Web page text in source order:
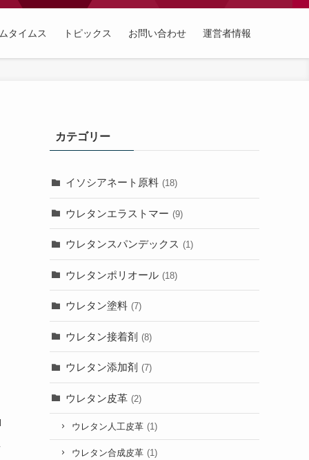
タイムス トピックス お問い合わせ 運営者情報
カテゴリー
イソシアネート原料 (18)
ウレタンエラストマー (9)
ウレタンスパンデックス (1)
ウレタンポリオール (18)
ウレタン塗料 (7)
ウレタン接着剤 (8)
ウレタン添加剤 (7)
ウレタン皮革 (2)
ウレタン人工皮革 (1)
ウレタン合成皮革 (1)